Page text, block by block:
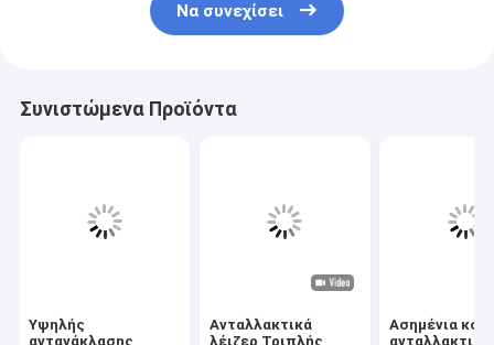
Να συνεχίσει
Συνιστώμενα Προϊόντα
Υψηλής
αντανάκλασης
Ανταλλακτικά
λέιζερ Τριπλής
Ασημένια